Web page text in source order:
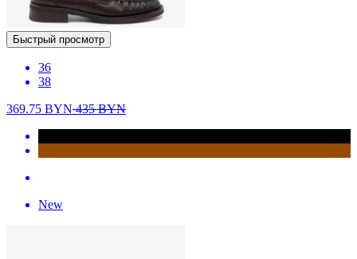
Быстрый просмотр
36
38
369.75 BYN435BYN
New